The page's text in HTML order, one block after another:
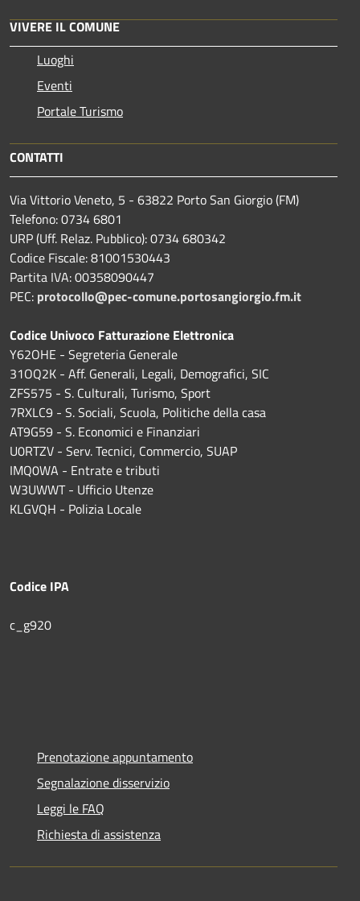
VIVERE IL COMUNE
Luoghi
Eventi
Portale Turismo
CONTATTI
Via Vittorio Veneto, 5 - 63822 Porto San Giorgio (FM)
Telefono: 0734 6801
URP (Uff. Relaz. Pubblico): 0734 680342
Codice Fiscale: 81001530443
Partita IVA: 00358090447
PEC: protocollo@pec-comune.portosangiorgio.fm.it
Codice Univoco Fatturazione Elettronica
Y62OHE - Segreteria Generale
31OQ2K - Aff. Generali, Legali, Demografici, SIC
ZFS575 - S. Culturali, Turismo, Sport
7RXLC9 - S. Sociali, Scuola, Politiche della casa
AT9G59 - S. Economici e Finanziari
U0RTZV - Serv. Tecnici, Commercio, SUAP
IMQ0WA - Entrate e tributi
W3UWWT - Ufficio Utenze
KLGVQH - Polizia Locale
Codice IPA
c_g920
Prenotazione appuntamento
Segnalazione disservizio
Leggi le FAQ
Richiesta di assistenza